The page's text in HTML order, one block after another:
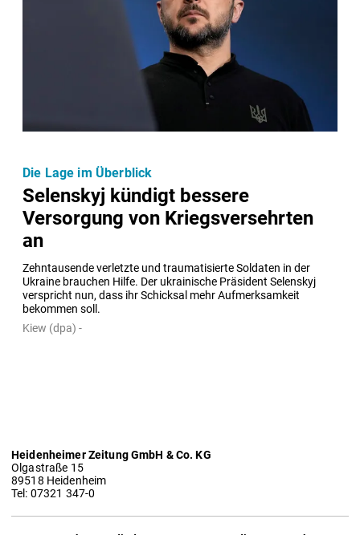
Selenskyj kündigt bessere
Versorgung von Kriegsversehrten
an
Zehntausende verletzte und traumatisierte Soldaten in der
Ukraine brauchen Hilfe. Der ukrainische Präsident Selenskyj
verspricht nun, dass ihr Schicksal mehr Aufmerksamkeit
bekommen soll.
Die Lage im Überblick
Kiew (dpa) -
Heidenheimer Zeitung GmbH & Co. KG
Olgastraße 15
89518 Heidenheim
Tel: 07321 347-0